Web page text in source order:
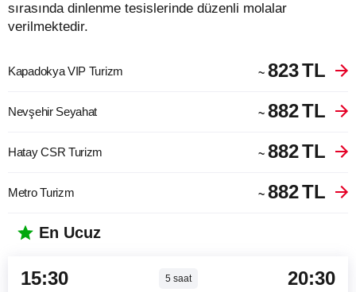
sırasında dinlenme tesislerinde düzenli molalar
verilmektedir.
Kapadokya VIP Turizm ~ 823TL
Nevşehir Seyahat ~ 882TL
Hatay CSR Turizm ~ 882TL
Metro Turizm ~ 882TL
En Ucuz
15:30 5saat 20:30